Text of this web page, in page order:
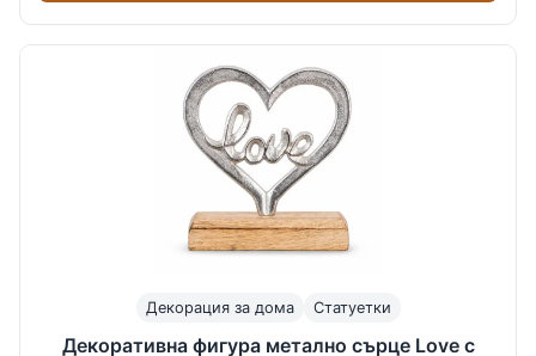
Декорация за дома Статуетки
Декоративна фигура метално сърце Love с